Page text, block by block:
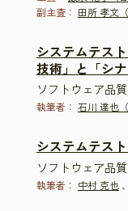
副主査：
田所 孝文（
システムテス
技術」と「シ
ソフトウェア品
執筆者： 石川 達也
システムテス
ソフトウェア品
執筆者： 中村 克也、